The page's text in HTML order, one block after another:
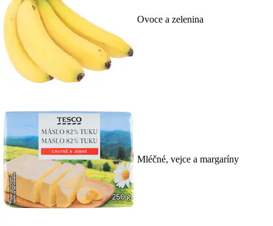
Ovoce a zelenina
Mléčné, vejce a margaríny